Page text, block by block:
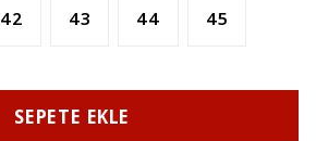
42 43 44 45
SEPETE EKLE